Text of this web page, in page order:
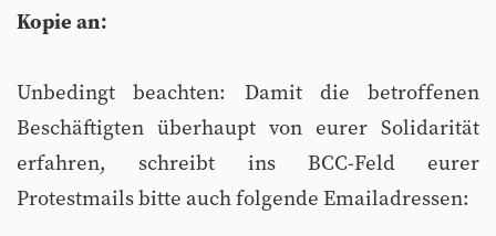
Kopie an:
Unbedingt beachten: Damit die betroffenen
Beschäftigten überhaupt von eurer Solidarität
erfahren, schreibt ins BCC-Feld eurer
Protestmails bitte auch folgende Emailadressen: